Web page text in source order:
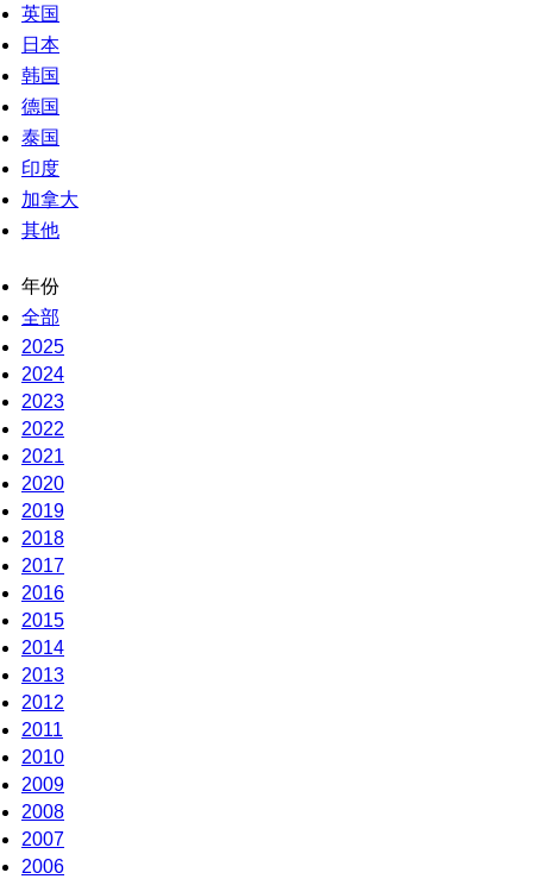
英国
日本
韩国
德国
泰国
印度
加拿大
其他
年份
全部
2025
2024
2023
2022
2021
2020
2019
2018
2017
2016
2015
2014
2013
2012
2011
2010
2009
2008
2007
2006